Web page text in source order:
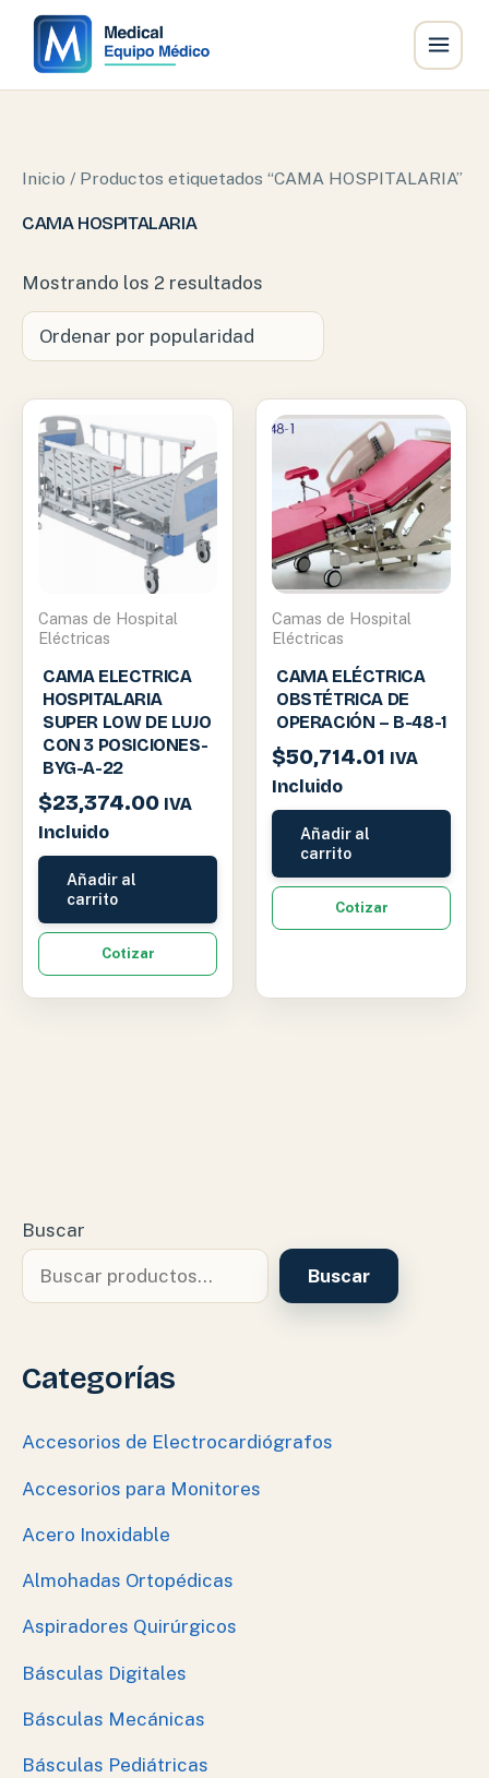
Buscar
Buscar
Categorías
Accesorios de Electrocardiógrafos
Accesorios para Monitores
Acero Inoxidable
Almohadas Ortopédicas
Aspiradores Quirúrgicos
Básculas Digitales
Básculas Mecánicas
Básculas Pediátricas
Inicio / Productos etiquetados “CAMA HOSPITALARIA”
CAMA HOSPITALARIA
Mostrando los 2 resultados
popularidad
Camas de Hospital
Eléctricas
CAMA ELECTRICA
HOSPITALARIA
SUPER LOW DE LUJO
CON 3 POSICIONES-
BYG-A-22
$23,374.00 IVA
Incluido
Añadir al
carrito
Cotizar
Camas de Hospital
Eléctricas
CAMA ELÉCTRICA
OBSTÉTRICA DE
OPERACIÓN – B-48-1
$50,714.01 IVA
Incluido
Añadir al
carrito
Cotizar